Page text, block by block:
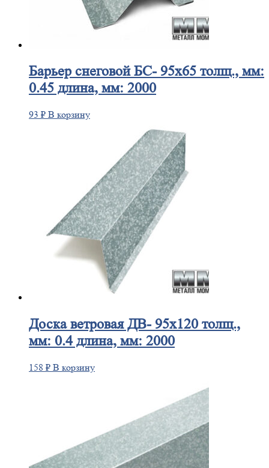
Барьерснеговой БС- 95х65 толщ., мм:
0.45 длина, мм: 2000
93 ₽ В корзину
Доскаветровая ДВ- 95х120 толщ.,
мм: 0.4 длина, мм: 2000
158 ₽ В корзину